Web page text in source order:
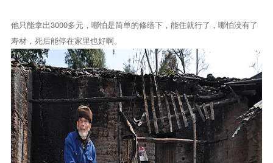
他只能拿出3000多元，哪怕是简单的修缮下，能住就行了，哪怕没有了
寿材，死后能停在家里也好啊。